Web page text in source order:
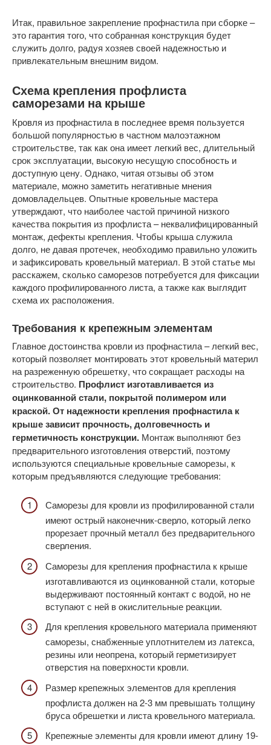
Итак, правильное закрепление профнастила при сборке –
это гарантия того, что собранная конструкция будет
служить долго, радуя хозяев своей надежностью и
привлекательным внешним видом.
Схема крепления профлиста
саморезами на крыше
Кровля из профнастила в последнее время пользуется
большой популярностью в частном малоэтажном
строительстве, так как она имеет легкий вес, длительный
срок эксплуатации, высокую несущую способность и
доступную цену. Однако, читая отзывы об этом
материале, можно заметить негативные мнения
домовладельцев. Опытные кровельные мастера
утверждают, что наиболее частой причиной низкого
качества покрытия из профлиста – неквалифицированный
монтаж, дефекты крепления. Чтобы крыша служила
долго, не давая протечек, необходимо правильно уложить
и зафиксировать кровельный материал. В этой статье мы
расскажем, сколько саморезов потребуется для фиксации
каждого профилированного листа, а также как выглядит
схема их расположения.
Требования к крепежным элементам
Главное достоинства кровли из профнастила – легкий вес,
который позволяет монтировать этот кровельный материл
на разреженную обрешетку, что сокращает расходы на
строительство. Профлист изготавливается из
оцинкованной стали, покрытой полимером или
краской. От надежности крепления профнастила к
крыше зависит прочность, долговечность и
герметичность конструкции. Монтаж выполняют без
предварительного изготовления отверстий, поэтому
используются специальные кровельные саморезы, к
которым предъявляются следующие требования:
Саморезы для кровли из профилированной стали
имеют острый наконечник-сверло, который легко
прорезает прочный металл без предварительного
сверления.
Саморезы для крепления профнастила к крыше
изготавливаются из оцинкованной стали, которые
выдерживают постоянный контакт с водой, но не
вступают с ней в окислительные реакции.
Для крепления кровельного материала применяют
саморезы, снабженные уплотнителем из латекса,
резины или неопрена, который герметизирует
отверстия на поверхности кровли.
Размер крепежных элементов для крепления
профлиста должен на 2-3 мм превышать толщину
бруса обрешетки и листа кровельного материала.
Крепежные элементы для кровли имеют длину 19-